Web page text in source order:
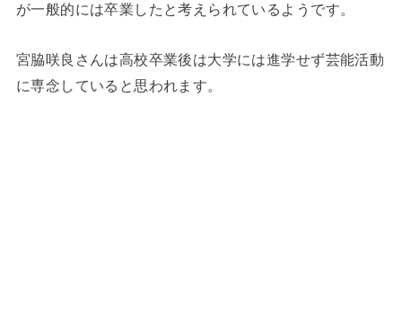
が一般的には卒業したと考えられているようです。
宮脇咲良さんは高校卒業後は大学には進学せず芸能活動
に専念していると思われます。